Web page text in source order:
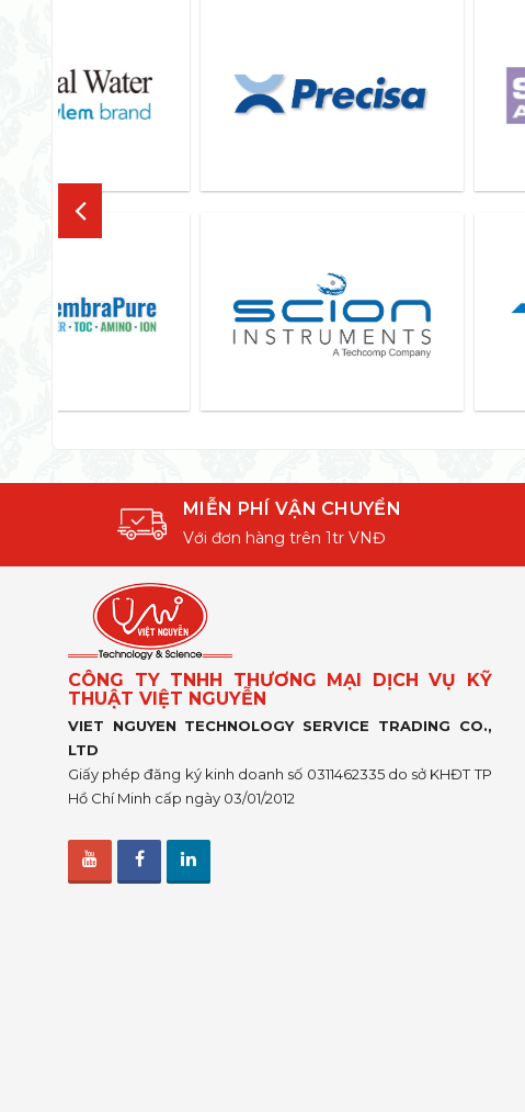
MIỄN PHÍ VẬN CHUYỂN
Với đơn hàng trên 1tr VNĐ
CÔNG TY TNHH THƯƠNG MẠI DỊCH VỤ KỸ
THUẬT VIỆT NGUYỄN
VIET NGUYEN TECHNOLOGY SERVICE TRADING CO.,
LTD
Giấy phép đăng ký kinh doanh số 0311462335 do sở KHĐT TP
Hồ Chí Minh cấp ngày 03/01/2012